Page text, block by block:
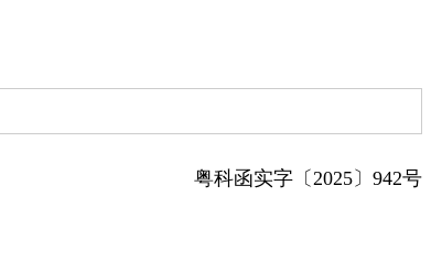
粤科函实字〔2025〕942号